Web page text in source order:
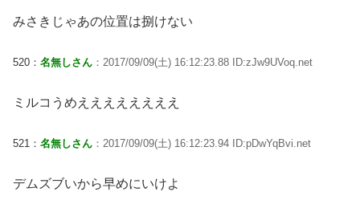
みさきじゃあの位置は捌けない
520： 名無しさん ：2017/09/09(土) 16:12:23.88 ID:zJw9UVoq.net
ミルコうめええええええええ
521： 名無しさん ：2017/09/09(土) 16:12:23.94 ID:pDwYqBvi.net
デムズブいから早めにいけよ